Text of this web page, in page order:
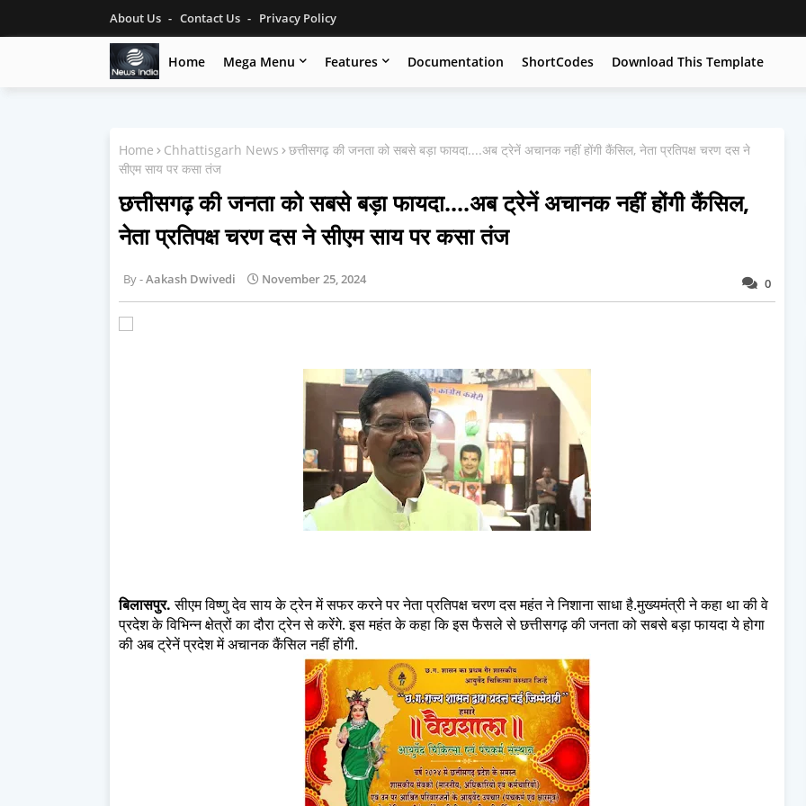
About Us Contact Us Privacy Policy
Home Mega Menu Features Documentation ShortCodes Download This Template
Home Chhattisgarh News
छत्तीसगढ़ की जनता को सबसे बड़ा फायदा....अब ट्रेनें अचानक नहीं होंगी कैंसिल, नेता प्रतिपक्ष चरण दस ने
सीएम साय पर कसा तंज
छत्तीसगढ़ की जनता को सबसे बड़ा फायदा....अब ट्रेनें अचानक नहीं होंगी कैंसिल,
नेता प्रतिपक्ष चरण दस ने सीएम साय पर कसा तंज
0
Aakash Dwivedi November 25, 2024
बिलासपुर.सीएम विष्णु देव साय के ट्रेन में सफर करने पर नेता प्रतिपक्ष चरण दस महंत ने निशाना साधा है.मुख्यमंत्री ने कहा था की वे
प्रदेश के विभिन्न क्षेत्रों का दौरा ट्रेन से करेंगे. इस महंत के कहा कि इस फैसले से छत्तीसगढ़ की जनता को सबसे बड़ा फायदा ये होगा
की अब ट्रेनें प्रदेश में अचानक कैंसिल नहीं होंगी.